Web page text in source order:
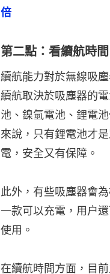
倍
第二點：看續航時
續航能力對於無線吸
續航取決於吸塵器的
池、鎳氫電池、鋰電
來說，只有鋰電池才
電，安全又有保障。
此外，有些吸塵器會
一款可以充電，用户
使用。
在續航時間方面，目